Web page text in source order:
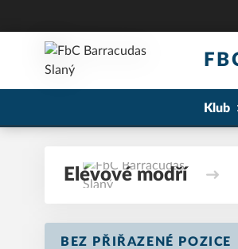
Klub
Elévové modří
BEZ PŘIŘAZENÉ POZICE